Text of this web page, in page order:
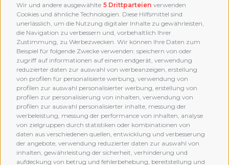
Wir und andere ausgewählte 5 Drittparteien verwenden
Cookies und ähnliche Technologien. Diese Hilfsmittel sind
unerlässlich, um die Nutzung digitaler Inhalte zu gewährleisten,
die Navigation zu verbessern und, vorbehaltlich Ihrer
Zustimmung, zu Werbezwecken. Wir können Ihre Daten zum
Beispiel für folgende Zwecke verwenden: speichern von oder
zugriff auf informationen auf einem endgerät, verwendung
reduzierter daten zur auswahl von werbeanzeigen, erstellung
von profilen für personalisierte werbung, verwendung von
profilen zur auswahl personalisierter werbung, erstellung von
profilen zur personalisierung von inhalten, verwendung von
profilen zur auswahl personalisierter inhalte, messung der
werbeleistung, messung der performance von inhalten, analyse
von zielgruppen durch statistiken oder kombinationen von
daten aus verschiedenen quellen, entwicklung und verbesserung
der angebote, verwendung reduzierter daten zur auswahl von
inhalten, gewährleistung der sicherheit, verhinderung und
aufdeckung von betrug und fehlerbehebung, bereitstellung und